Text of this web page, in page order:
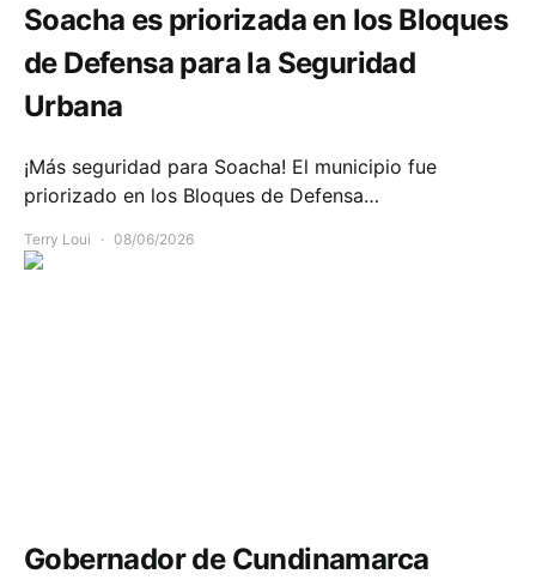
Soacha es priorizada en los Bloques
de Defensa para la Seguridad
Urbana
¡Más seguridad para Soacha! El municipio fue
priorizado en los Bloques de Defensa…
Terry Loui 08/06/2026
Gobernador de Cundinamarca